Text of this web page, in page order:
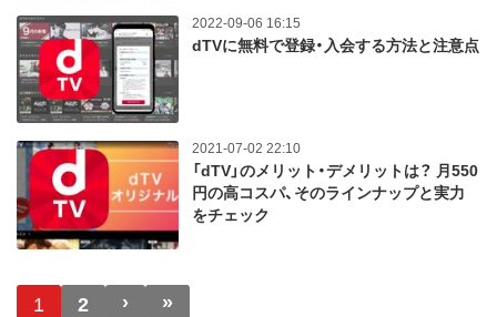
2022-09-06 16:15
dTVに無料で登録・入会する方法と注意点
2021-07-02 22:10
「dTV」のメリット・デメリットは？ 月550
円の高コスパ、そのラインナップと実力
をチェック
ページ送り
1 2 › 次ページ
»最終ページ